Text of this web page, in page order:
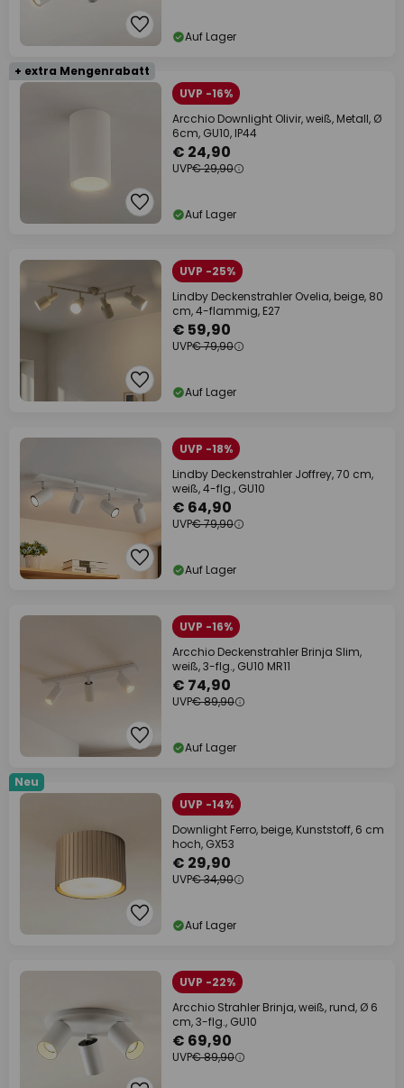
Auf Lager
+ extra Mengenrabatt
UVP -16%
Arcchio Downlight Olivir, weiß, Metall, Ø
6cm, GU10, IP44
€ 24,90
UVP€ 29,90
Auf Lager
UVP -25%
Lindby Deckenstrahler Ovelia, beige, 80
cm, 4-flammig, E27
€ 59,90
UVP€ 79,90
Auf Lager
UVP -18%
Lindby Deckenstrahler Joffrey, 70 cm,
weiß, 4-flg., GU10
€ 64,90
UVP€ 79,90
Auf Lager
UVP -16%
Arcchio Deckenstrahler Brinja Slim,
weiß, 3-flg., GU10 MR11
€ 74,90
UVP€ 89,90
Auf Lager
Neu
UVP -14%
Downlight Ferro, beige, Kunststoff, 6 cm
hoch, GX53
€ 29,90
UVP€ 34,90
Auf Lager
UVP -22%
Arcchio Strahler Brinja, weiß, rund, Ø 6
cm, 3-flg., GU10
€ 69,90
UVP€ 89,90